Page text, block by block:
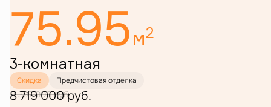
75.95м2
3-комнатная
Скидка Предчистовая отделка
11 397 000 руб.
8 719 000 руб.